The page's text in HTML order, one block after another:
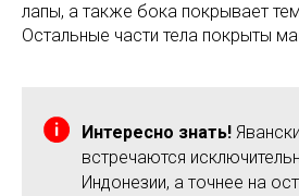
лапы, а также бока покрывает
Остальные части тела покрыты
Интересно знать!
встречаются
Индонезии, а точнее на